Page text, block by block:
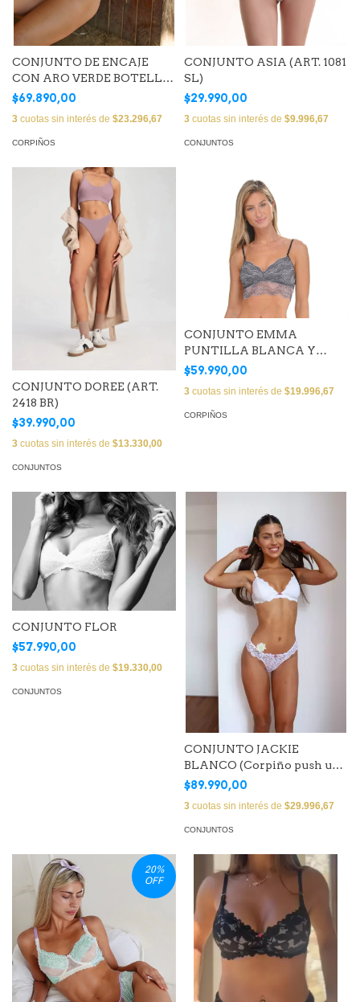
CONJUNTO DE ENCAJE
CON ARO VERDE BOTELLA
(POLSTR87) (POLMIC87))
$69.890,00
3 cuotas sin interés de $23.296,67
CORPIÑOS
CONJUNTO ASIA (ART. 1081
SL)
$29.990,00
3 cuotas sin interés de $9.996,67
CONJUNTOS
CONJUNTO DOREE (ART.
2418 BR)
$39.990,00
3 cuotas sin interés de $13.330,00
CONJUNTOS
CONJUNTO EMMA
PUNTILLA BLANCA Y
NEGRA
$59.990,00
3 cuotas sin interés de $19.996,67
CORPIÑOS
CONJUNTO FLOR
$57.990,00
3 cuotas sin interés de $19.330,00
CONJUNTOS
CONJUNTO JACKIE
BLANCO (Corpiño push up
con aro & Bombacha Less)
$89.990,00
3 cuotas sin interés de $29.996,67
CONJUNTOS
20%
OFF